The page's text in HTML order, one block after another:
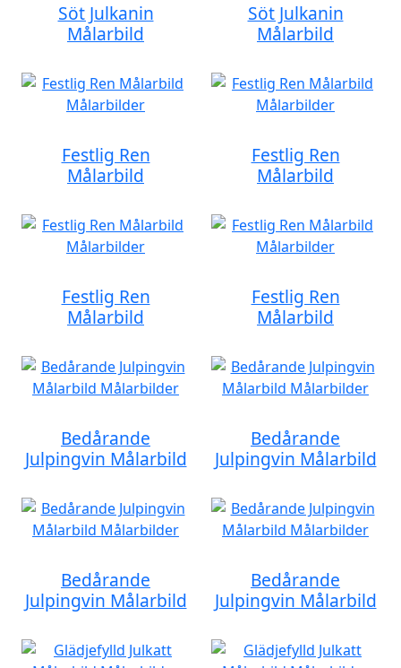
Söt Julkanin
Målarbild
Söt Julkanin
Målarbild
Festlig Ren
Målarbild
Festlig Ren
Målarbild
Festlig Ren
Målarbild
Festlig Ren
Målarbild
Bedårande
Julpingvin Målarbild
Bedårande
Julpingvin Målarbild
Bedårande
Julpingvin Målarbild
Bedårande
Julpingvin Målarbild